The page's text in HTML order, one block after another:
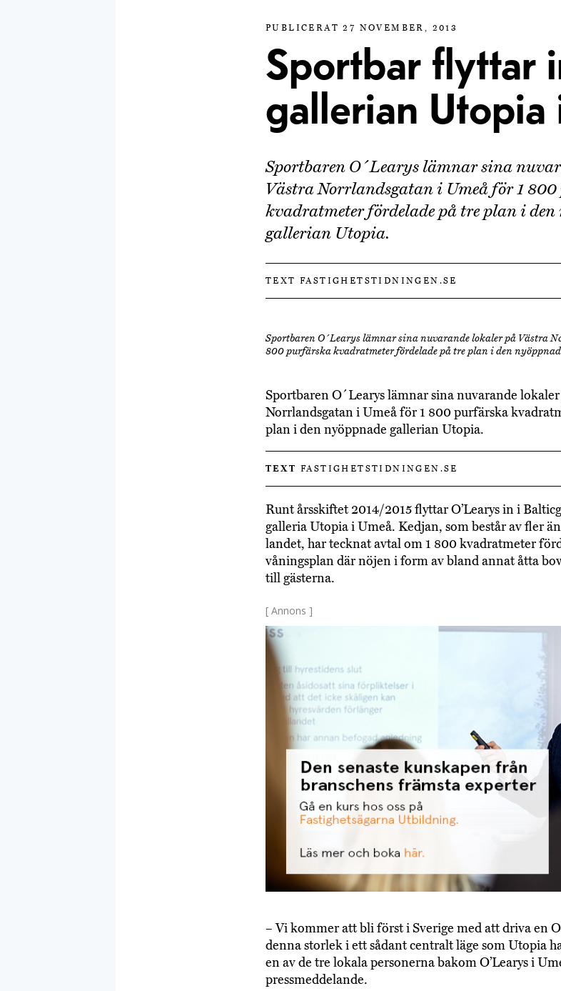
PUBLICERAT 27 NOVEMBER, 2013
Sportbar flyttar
gallerian Utopia
Sportbaren O´Learys lämnar sina
Västra Norrlandsgatan i Umeå för 1
kvadratmeter fördelade på tre plan i den
gallerian Utopia.
TEXT FASTIGHETSTIDNINGEN.SE
Sportbaren O´Learys lämnar sina nuvarande lokaler på Västra
800 purfärska kvadratmeter fördelade på tre plan i den
Sportbaren O´Learys lämnar sina nuvarande
Norrlandsgatan i Umeå för 1 800 purfärska
plan i den nyöppnade gallerian Utopia.
TEXT FASTIGHETSTIDNINGEN.SE
Runt årsskiftet 2014/2015 flyttar O’Learys in i
galleria Utopia i Umeå. Kedjan, som består av fler
landet, har tecknat avtal om 1 800 kvadratmeter
våningsplan där nöjen i form av bland annat åtta
till gästerna.
[ Annons ]
– Vi kommer att bli först i Sverige med att driva en
denna storlek i ett sådant centralt läge som Utopia
en av de tre lokala personerna bakom O’Learys i
pressmeddelande.